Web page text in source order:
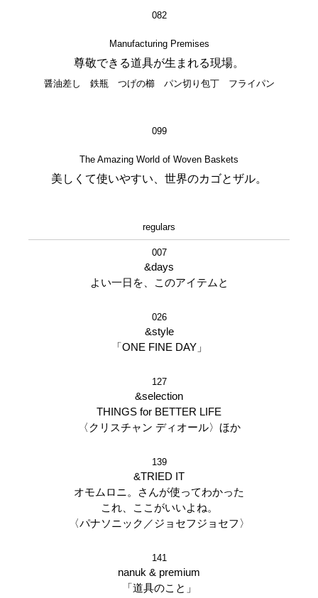
082
Manufacturing Premises
尊敬できる道具が生まれる現場。
醤油差し 鉄瓶 つげの櫛 パン切り包丁 フライパン
099
The Amazing World of Woven Baskets
美しくて使いやすい、世界のカゴとザル。
regulars
007
&days
よい一日を、このアイテムと
026
&style
「ONE FINE DAY」
127
&selection
THINGS for BETTER LIFE
〈クリスチャン ディオール〉ほか
139
&TRIED IT
オモムロニ。さんが使ってわかった
これ、ここがいいよね。
〈パナソニック／ジョセフジョセフ〉
141
nanuk & premium
「道具のこと」